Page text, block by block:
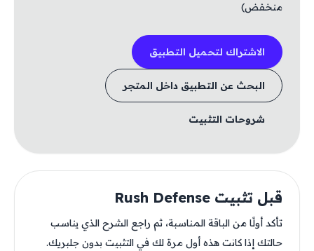
منخفض)
الاشتراك لتحميل التطبيق
البحث عن التطبيق داخل المتجر
شروحات التثبيت
قبل تثبيت Rush Defense
تأكد أولًا من الباقة المناسبة، ثم راجع الشرح الذي يناسب
حالتك إذا كانت هذه أول مرة لك في التثبيت بدون جلبريك.